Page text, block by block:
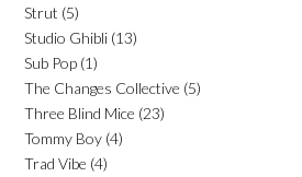
Strut (5)
Studio Ghibli (13)
Sub Pop (1)
The Changes Collective (5)
Three Blind Mice (23)
Tommy Boy (4)
Trad Vibe (4)